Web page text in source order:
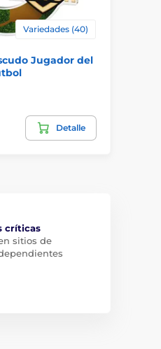
Variedades (40)
Jugador del
Detalle
críticas
sitios de